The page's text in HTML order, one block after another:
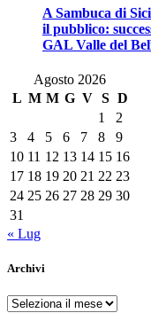
A Sambuca di
il pubblico:
GAL Valle del
Agosto 2026
L M M G V S D
1
2
3
4 5 6 7 8
9
10 11 12 13 14 15 16
17 18 19 20 21 22 23
24 25 26 27 28 29 30
31
« Lug
Archivi
Archivi